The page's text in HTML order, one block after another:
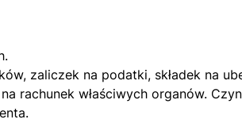
zaliczek na podatki, składek na
rachunek właściwych organów.